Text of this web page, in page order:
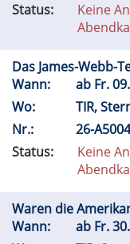
Status:
Keine
Das James-Webb-
Wann:
ab Fr.
Wo:
TIR,
Nr.:
26-
Status:
Keine
Waren die
Wann:
ab Fr.